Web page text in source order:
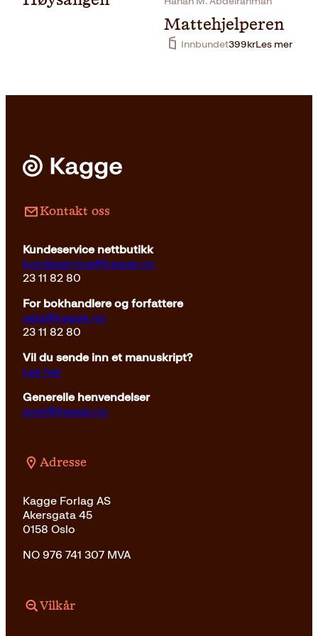
Mattehjelperen
Innbundet399krLes mer
Kontakt oss
Kundeservice nettbutikk
kundeservice@kagge.no
23 11 82 80
For bokhandlere og forfattere
salg@kagge.no
23 11 82 80
Vil du sende inn et manuskript?
Les her
Generelle henvendelser
post@kagge.no
Adresse
Kagge Forlag AS
Akersgata 45
0158 Oslo
NO 976 741 307 MVA
Vilkår